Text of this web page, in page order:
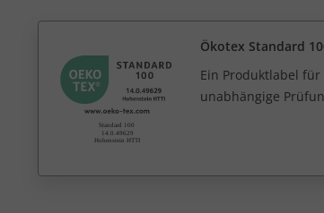
Ökotex Standard
Ein Produktlabel
unabhängige